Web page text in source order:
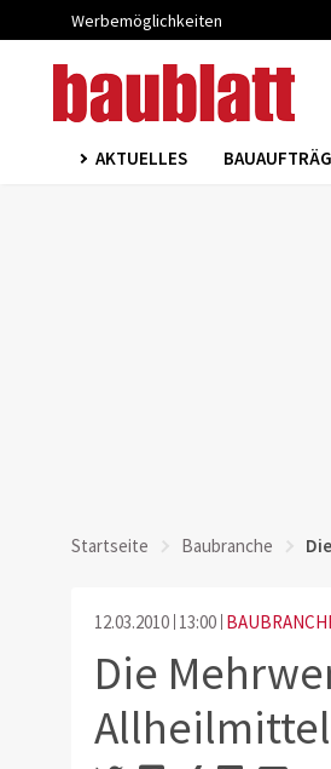
Werbemöglichkeiten
AKTUELLES
Startseite Baubranche
12.03.2010 13:00
Die
Allheilmittel